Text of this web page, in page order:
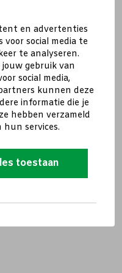
en advertenties
social media te
te analyseren.
gebruik van
social media,
kunnen deze
informatie die je
hebben verzameld
hun services.
toestaan